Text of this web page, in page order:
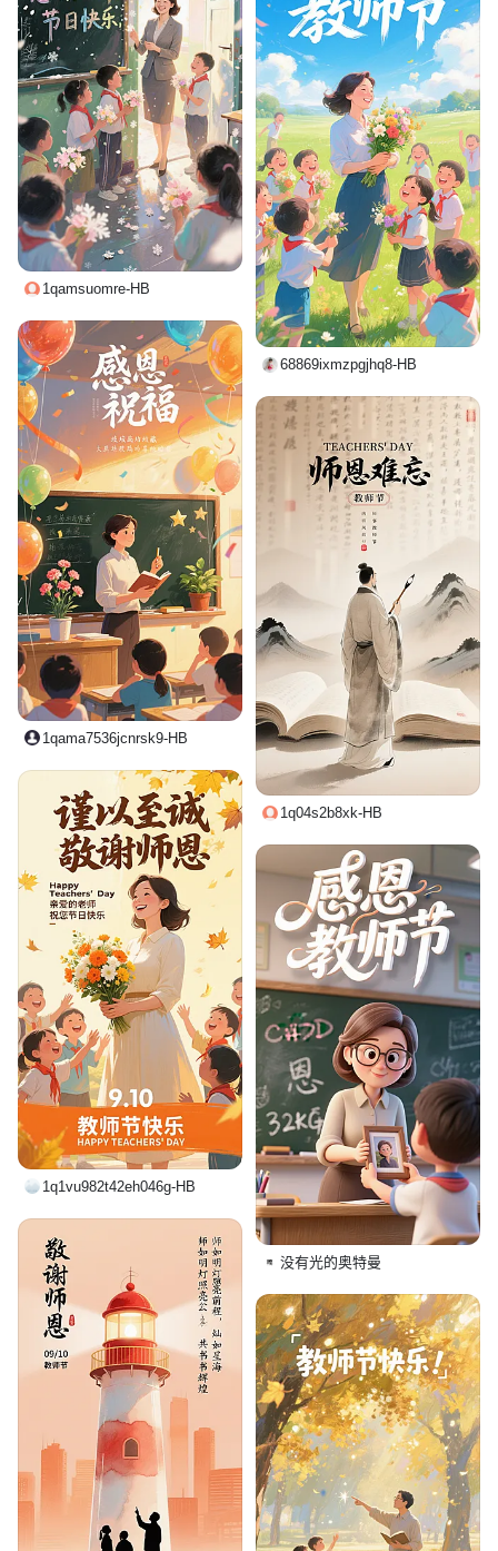
1qamsuomre-HB
68869ixmzpgjhq8-HB
1qama7536jcnrsk9-HB
1q04s2b8xk-HB
1q1vu982t42eh046g-HB
没有光的奥特曼